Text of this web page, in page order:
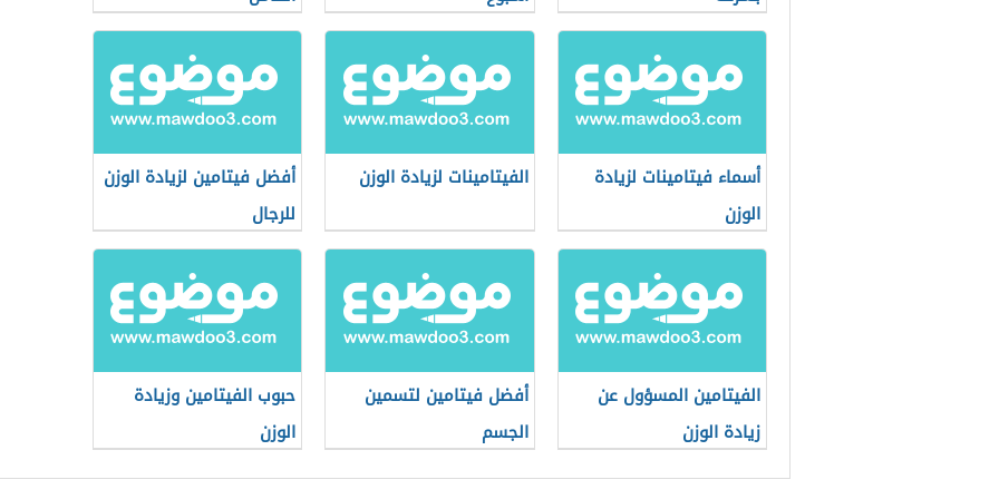
أسماء فيتامينات لزيادة
الوزن
الفيتامينات لزيادة الوزن
أفضل فيتامين لزيادة الوزن
للرجال
الفيتامين المسؤول عن
زيادة الوزن
أفضل فيتامين لتسمين
الجسم
حبوب الفيتامين وزيادة
الوزن